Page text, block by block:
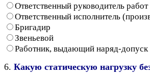
Ответственный руководитель работ
Ответственный исполнитель
Бригадир
Звеньевой
Работник, выдающий наряд-допуск
6. Какую статическую нагрузку